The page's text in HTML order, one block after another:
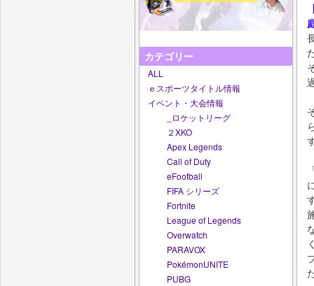
カテゴリー
ALL
ｅスポーツタイトル情報
イベント・大会情報
_ロケットリーグ
２XKO
Apex Legends
Call of Duty
eFootball
FIFA シリーズ
Fortnite
League of Legends
Overwatch
PARAVOX
PokémonUNITE
PUBG